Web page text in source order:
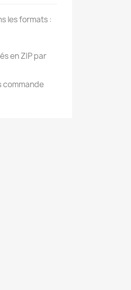
les formats :
en ZIP par
commande